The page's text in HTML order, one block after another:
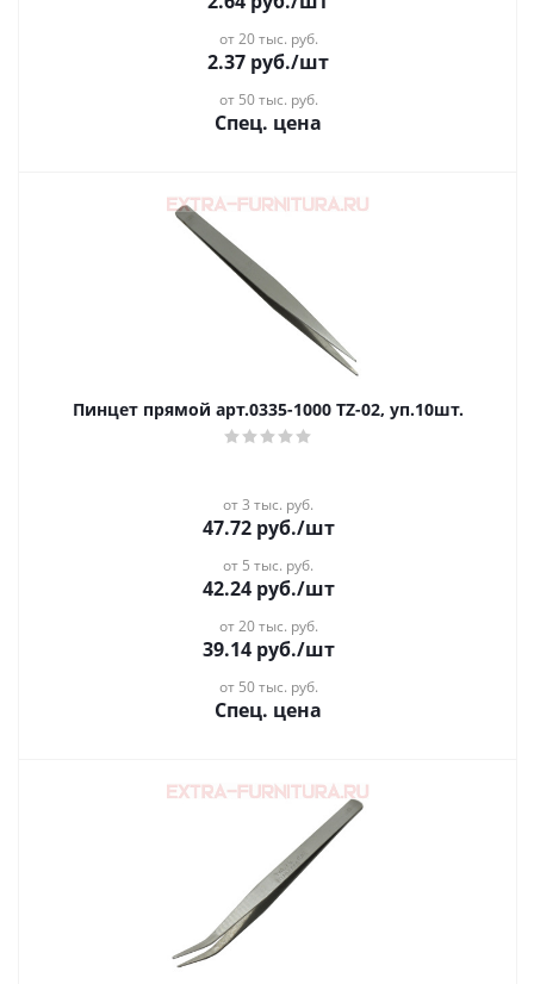
от 20 тыс. руб.
2.37 руб./шт
от 50 тыс. руб.
Спец. цена
Пинцет прямой арт.0335-1000 TZ-02, уп.10шт.
от 3 тыс. руб.
47.72руб./шт
от 5 тыс. руб.
42.24руб./шт
от 20 тыс. руб.
39.14руб./шт
от 50 тыс. руб.
Спец. цена